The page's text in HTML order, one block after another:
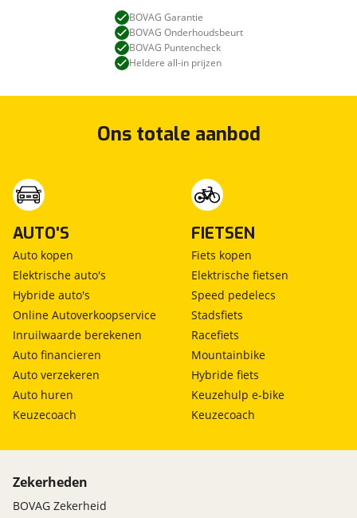
BOVAG Garantie
BOVAG Onderhoudsbeurt
BOVAG Puntencheck
Heldere all-in prijzen
Ons totale aanbod
AUTO'S
Auto kopen
Elektrische auto's
Hybride auto's
Online Autoverkoopservice
Inruilwaarde berekenen
Auto financieren
Auto verzekeren
Auto huren
Keuzecoach
FIETSEN
Fiets kopen
Elektrische fietsen
Speed pedelecs
Stadsfiets
Racefiets
Mountainbike
Hybride fiets
Keuzehulp e-bike
Keuzecoach
Zekerheden
BOVAG Zekerheid